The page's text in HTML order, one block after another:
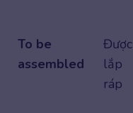
To be
assembled
Được
lắp
ráp